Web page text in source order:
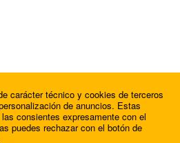
carácter técnico y cookies de terceros
de anuncios. Estas
consientes expresamente con el
puedes rechazar con el botón de